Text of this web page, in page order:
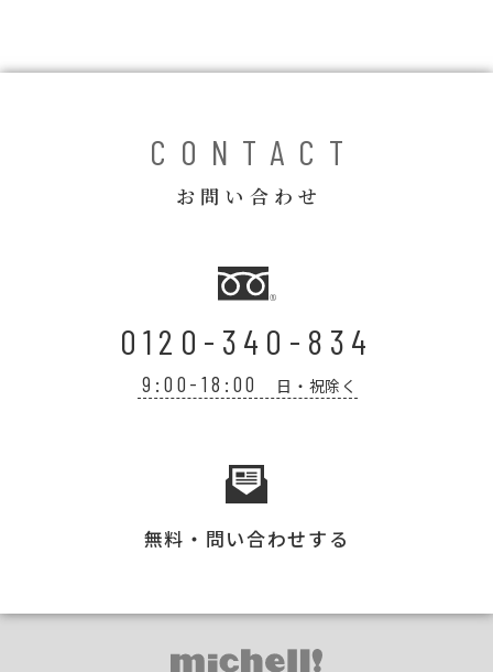
CONTACT
お問い合わせ
0120-340-834
9:00-18:00 日・祝除く
無料・問い合わせする